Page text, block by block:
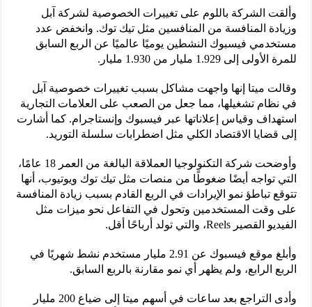
وألقت الشركة باللوم على تغييرات الخصوصية لشركة آبل
وزيادة المنافسة من المنافسين مثل تيك توك. وانخفض عدد
مستخدمي فيسبوك النشطين يوميًا عالميًا عن الربع السابق
للمرة الأولى إلى 1.929 مليار من 1.930 مليار.
وقالت ميتا إنها واجهت مشاكل بسبب تغييرات خصوصية آبل
في نظام تشغيلها، مما جعل من الصعب على العلامات التجارية
استهداف وقياس إعلاناتها عبر فيسبوك وإنستاجرام. كما أشارت
إلى قضايا الاقتصاد الكلي مثل اضطرابات سلسلة التوريد.
وأوضحت شركة التكنولوجيا العملاقة البالغة من العمر 18 عامًا،
التي تواجه أيضًا ضغوطًا من منصات مثل تيك توك ويوتيوب، أنها
تتوقع تباطؤ نمو الإيرادات في الربع القادم بسبب زيادة المنافسة
على وقت المستخدمين وتحول في التفاعل نحو ميزات مثل
الفيديو القصير Reels، والتي تولد أرباحًا أقل.
وأبلغ موقع فيسبوك عن 2.91 مليار مستخدم نشط شهريًا في
الربع الرابع، ولم يظهر أي نمو مقارنة بالربع السابق.
وأدى التراجع بعد ساعات في أسهم ميتا إلى ضياع 200 مليار